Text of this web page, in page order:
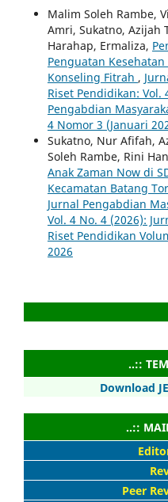
Malim Soleh Rambe,
Amri, Sukatno, Azijah
Harahap, Ermaliza,
Penguatan
Konseling Fitrah ,
Riset Pendidikan: Vol.
Pengabdian
4 Nomor 3 (Januari
Sukatno, Nur Afifah,
Soleh Rambe, Rini
Anak Zaman Now di
Kecamatan Batang
Jurnal Pengabdian
Vol. 4 No. 4 (2026):
Riset Pendidikan
2026
..::
Download
..::
Peer